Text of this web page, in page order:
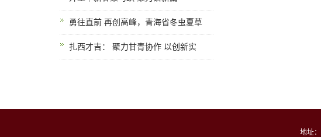
勇往直前 再创高峰，青海省冬虫夏草
扎西才吉： 聚力甘青协作 以创新实
地址